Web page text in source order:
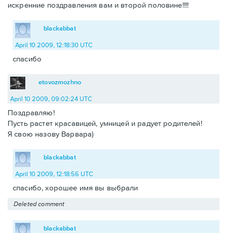
искренние поздравления вам и второй половине!!!!
blackabbat
April 10 2009, 12:18:30 UTC
спасибо
etovozmozhno
April 10 2009, 09:02:24 UTC
Поздравляю!
Пусть растет красавицей, умницей и радует родителей!
Я свою назову Варвара)
blackabbat
April 10 2009, 12:18:56 UTC
спасибо, хорошее имя вы выбрали
Deleted comment
blackabbat